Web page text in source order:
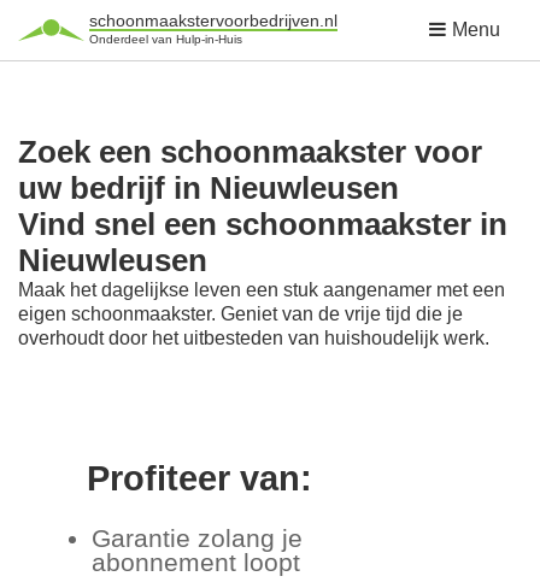
schoonmaakstervoorbedrijven.nl
Onderdeel van Hulp-in-Huis Menu
Zoek een schoonmaakster voor
uw bedrijf in Nieuwleusen
Vind snel een schoonmaakster in
Nieuwleusen
Maak het dagelijkse leven een stuk aangenamer met een
eigen schoonmaakster. Geniet van de vrije tijd die je
overhoudt door het uitbesteden van huishoudelijk werk.
Profiteer van:
Garantie zolang je
abonnement loopt